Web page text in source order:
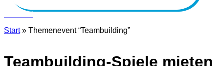
Kontakt
Start» Themenevent “Teambuilding”
Teambuilding-Spiele mieten